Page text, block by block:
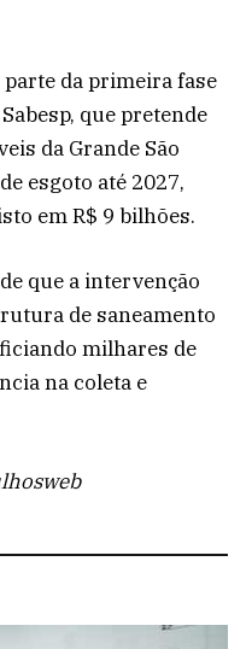
parte da primeira fase
que pretende
da Grande São
esgoto até 2027,
em R$ 9 bilhões.
que a intervenção
de saneamento
milhares de
na coleta e